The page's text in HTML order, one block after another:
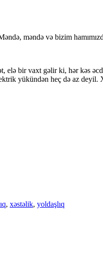
məndə və bizim
bir vaxt gəlir ki, hər kəs
yükündən heç də az deyil.
, xəstəlik, yoldaşlıq